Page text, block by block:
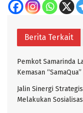
Berita Terkait
Pemkot Samarinda
Kemasan “SamaQua”
Jalin Sinergi
Melakukan